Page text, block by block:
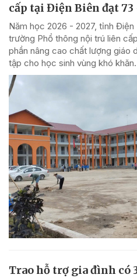
cấp tại Điện Biên đạt 73
Năm học 2026 - 2027, tỉnh
trường Phổ thông nội trú liên
phần nâng cao chất lượng giáo
tập cho học sinh vùng khó khăn.
Trao hỗ trợ gia đình có